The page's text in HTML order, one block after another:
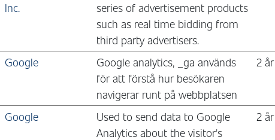
Inc.
series of advertisement products
such as real time bidding from
third party advertisers.
Google
Google analytics, _ga används
för att förstå hur besökaren
navigerar runt på webbplatsen
2 år
Google
Used to send data to Google
Analytics about the visitor's
2 år